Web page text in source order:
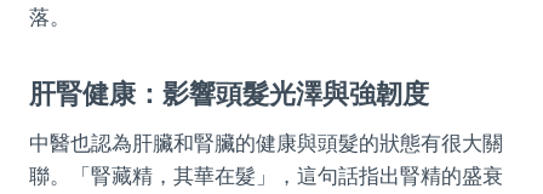
落。
肝腎健康：影響頭髮光澤與強韌度
中醫也認為肝臟和腎臟的健康與頭髮的狀態有很大關
聯。「腎藏精，其華在髮」，這句話指出腎精的盛衰